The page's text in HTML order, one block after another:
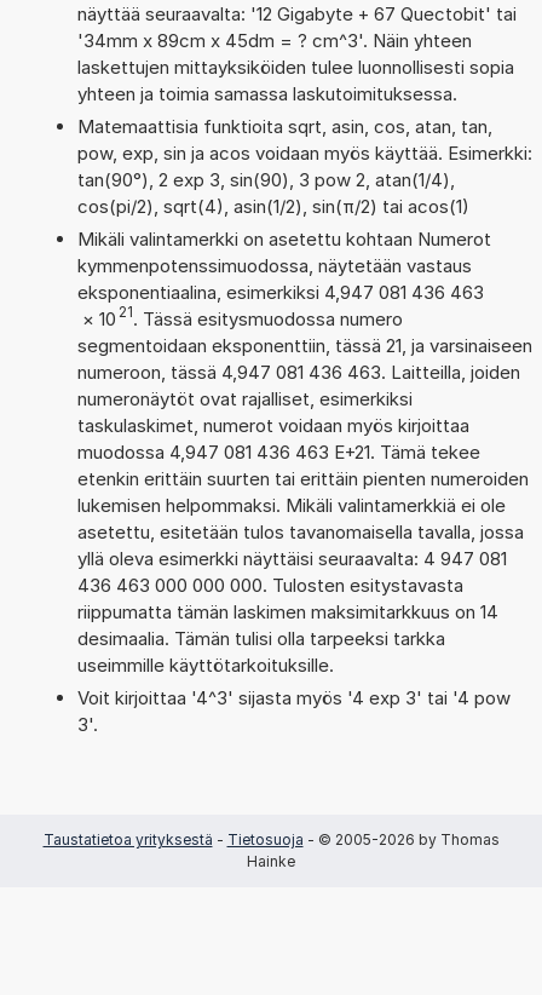
näyttää seuraavalta: '12 Gigabyte + 67 Quectobit' tai
'34mm x 89cm x 45dm = ? cm^3'. Näin yhteen
laskettujen mittayksiköiden tulee luonnollisesti sopia
yhteen ja toimia samassa laskutoimituksessa.
Matemaattisia funktioita sqrt, asin, cos, atan, tan,
pow, exp, sin ja acos voidaan myös käyttää. Esimerkki:
tan(90°), 2 exp 3, sin(90), 3 pow 2, atan(1/4),
cos(pi/2), sqrt(4), asin(1/2), sin(π/2) tai acos(1)
Mikäli valintamerkki on asetettu kohtaan Numerot
kymmenpotenssimuodossa, näytetään vastaus
eksponentiaalina, esimerkiksi 4,947 081 436 463
× 10 21. Tässä esitysmuodossa numero
segmentoidaan eksponenttiin, tässä 21, ja varsinaiseen
numeroon, tässä 4,947 081 436 463. Laitteilla, joiden
numeronäytöt ovat rajalliset, esimerkiksi
taskulaskimet, numerot voidaan myös kirjoittaa
muodossa 4,947 081 436 463 E+21. Tämä tekee
etenkin erittäin suurten tai erittäin pienten numeroiden
lukemisen helpommaksi. Mikäli valintamerkkiä ei ole
asetettu, esitetään tulos tavanomaisella tavalla, jossa
yllä oleva esimerkki näyttäisi seuraavalta: 4 947 081
436 463 000 000 000. Tulosten esitystavasta
riippumatta tämän laskimen maksimitarkkuus on 14
desimaalia. Tämän tulisi olla tarpeeksi tarkka
useimmille käyttötarkoituksille.
Voit kirjoittaa '4^3' sijasta myös '4 exp 3' tai '4 pow
3'.
Taustatietoa yrityksestä - Tietosuoja - © 2005-2026 by Thomas
Hainke